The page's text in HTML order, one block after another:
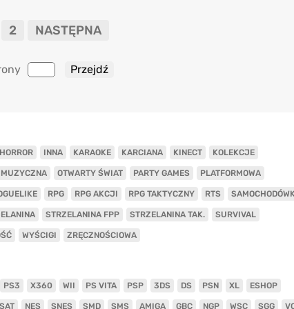
2 NASTĘPNA
HORROR INNA KARAOKE KARCIANA KINECT KOLEKCJE
MUZYCZNA OTWARTY ŚWIAT PARTY GAMES PLATFORMOWA
RPG RPG AKCJI RPG TAKTYCZNY RTS
STRZELANINA FPP STRZELANINA TAK. SURVIVAL
WYŚCIGI ZRĘCZNOŚCIOWA
PS3 X360 WII PS VITA PSP 3DS DS PSN XL ESHOP
SAT NES SNES SMD SMS AMIGA GBC NGP WSC SGG